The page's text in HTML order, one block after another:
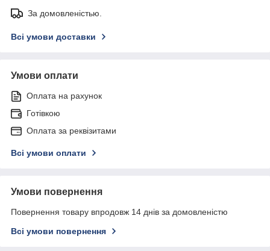
За домовленістью.
Всі умови доставки
Умови оплати
Оплата на рахунок
Готівкою
Оплата за реквізитами
Всі умови оплати
Умови повернення
Повернення товару впродовж 14 днів за домовленістю
Всі умови повернення